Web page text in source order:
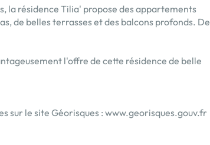
la résidence Tilia' propose des appartements
de belles terrasses et des balcons profonds. De
l'offre de cette résidence de belle
sur le site Géorisques : www.georisques.gouv.fr